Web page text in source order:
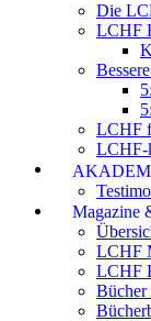
Die
LCHF
LCHF
LCHF-
Magazine
LCHF
LCHF